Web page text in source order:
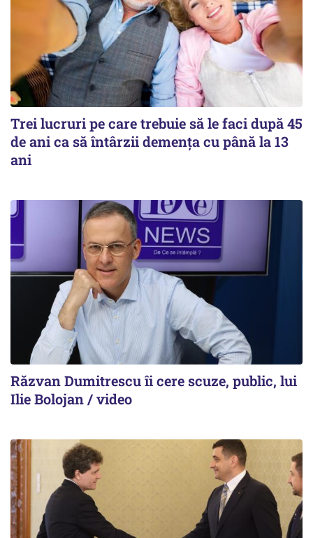
Trei lucruri pe care trebuie să le faci după 45
de ani ca să întârzii demența cu până la 13
ani
Răzvan Dumitrescu îi cere scuze, public, lui
Ilie Bolojan / video